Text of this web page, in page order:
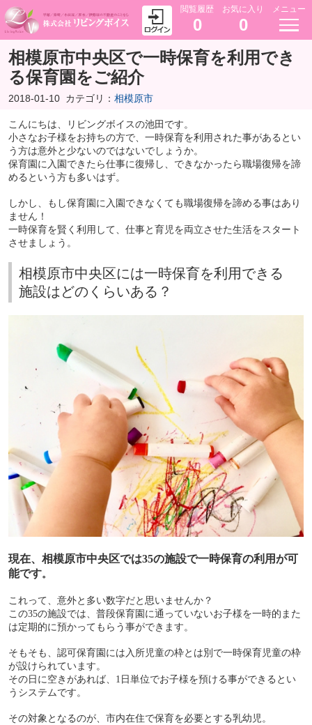
閲覧履歴
0
お気に入り
0
メニュー
相模原市中央区で一時保育を利用でき
る保育園をご紹介
2018-01-10 カテゴリ： 相模原市
こんにちは、リビングボイスの池田です。
小さなお子様をお持ちの方で、一時保育を利用された事があるとい
う方は意外と少ないのではないでしょうか。
保育園に入園できたら仕事に復帰し、できなかったら職場復帰を諦
めるという方も多いはず。
しかし、もし保育園に入園できなくても職場復帰を諦める事はあり
ません！
一時保育を賢く利用して、仕事と育児を両立させた生活をスタート
させましょう。
相模原市中央区には一時保育を利用できる
施設はどのくらいある？
現在、相模原市中央区では35の施設で一時保育の利用が可
能です。
これって、意外と多い数字だと思いませんか？
この35の施設では、普段保育園に通っていないお子様を一時的また
は定期的に預かってもらう事ができます。
そもそも、認可保育園には入所児童の枠とは別で一時保育児童の枠
が設けられています。
その日に空きがあれば、 1 日単位でお子様を預ける事ができるとい
うシステムです。
その対象となるのが、市内在住で保育を必要とする乳幼児。